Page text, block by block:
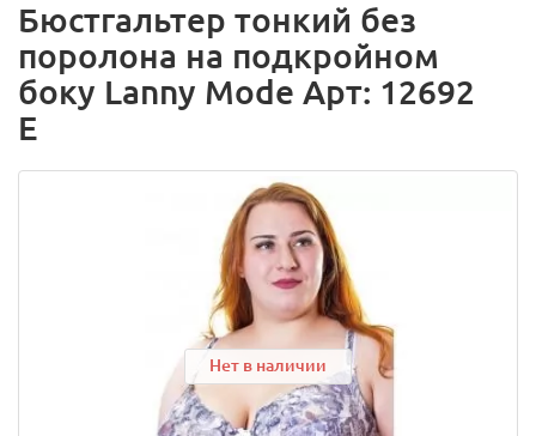
Бюстгальтер тонкий без
поролона на подкройном
боку Lanny Mode Арт: 12692
E
Нет в наличии